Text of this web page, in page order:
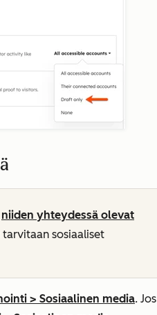
niiden yhteydessä olevat
tarvitaan sosiaaliset
> Sosiaalinen media. Jos